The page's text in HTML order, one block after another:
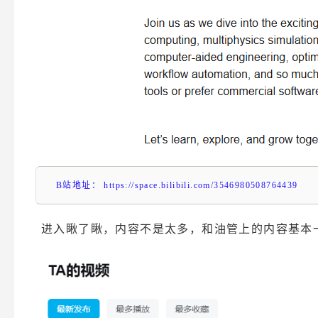
B站地址： https://space.bilibili.com/3546980508764439
进入瞅了瞅，内容不是太多，和油管上的内容基本